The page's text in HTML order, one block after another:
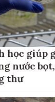
học giúp
nước
thư